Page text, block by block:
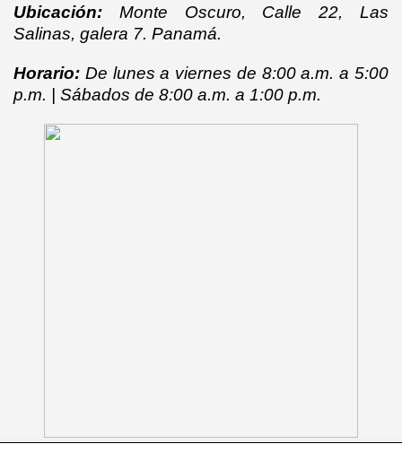
Ubicación: Monte Oscuro, Calle 22, Las
Salinas, galera 7. Panamá.
Horario: De lunes a viernes de 8:00 a.m. a 5:00
p.m. | Sábados de 8:00 a.m. a 1:00 p.m.